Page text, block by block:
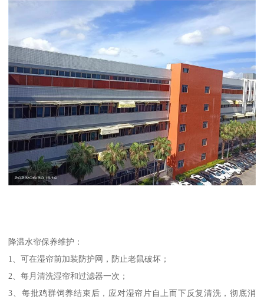
降温水帘保养维护：
1、可在湿帘前加装防护网，防止老鼠破坏；
2、每月清洗湿帘和过滤器一次；
3、每批鸡群饲养结束后，应对湿帘片自上而下反复清洗，彻底消